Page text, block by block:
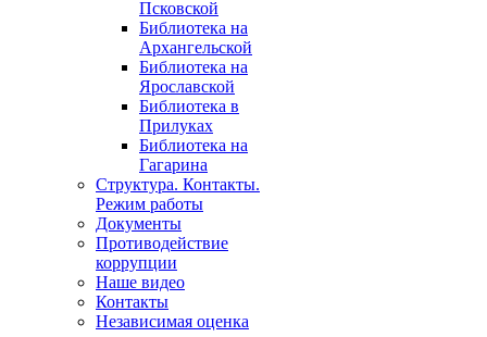
Псковской
Библиотека на
Архангельской
Библиотека на
Ярославской
Библиотека в
Прилуках
Библиотека на
Гагарина
Структура. Контакты.
Режим работы
Документы
Противодействие
коррупции
Наше видео
Контакты
Независимая оценка